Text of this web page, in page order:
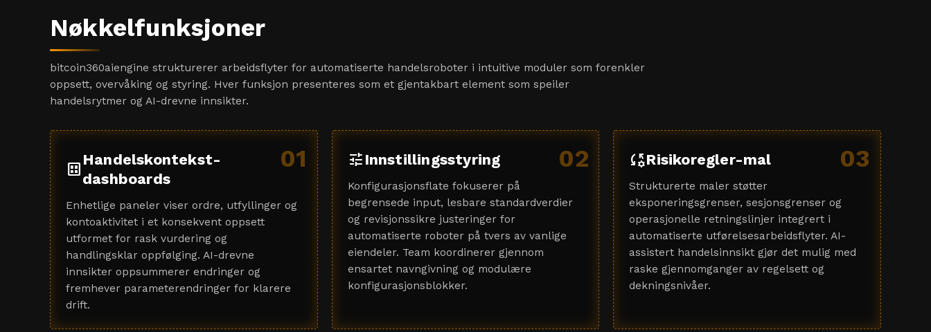
Nøkkelfunksjoner
bitcoin360aiengine strukturerer arbeidsflyter for automatiserte handelsroboter i intuitive moduler som forenkler
oppsett, overvåking og styring. Hver funksjon presenteres som et gjentakbart element som speiler
handelsrytmer og AI-drevne innsikter.
01
dataset
Handelskontekst-
dashboards
Enhetlige paneler viser ordre, utfyllinger og
kontoaktivitet i et konsekvent oppsett
utformet for rask vurdering og
handlingsklar oppfølging. AI-drevne
innsikter oppsummerer endringer og
fremhever parameterendringer for klarere
drift.
02
tune Innstillingsstyring
Konfigurasjonsflate fokuserer på
begrensede input, lesbare standardverdier
og revisjonssikre justeringer for
automatiserte roboter på tvers av vanlige
eiendeler. Team koordinerer gjennom
ensartet navngivning og modulære
konfigurasjonsblokker.
03
rule_settingsRisikoregler-mal
Strukturerte maler støtter
eksponeringsgrenser, sesjonsgrenser og
operasjonelle retningslinjer integrert i
automatiserte utførelsesarbeidsflyter. AI-
assistert handelsinnsikt gjør det mulig med
raske gjennomganger av regelsett og
dekningsnivåer.